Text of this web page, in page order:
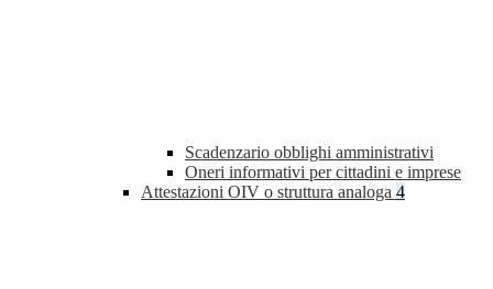
Scadenzario obblighi amministrativi
Oneri informativi per cittadini e imprese
Attestazioni OIV o struttura analoga 4